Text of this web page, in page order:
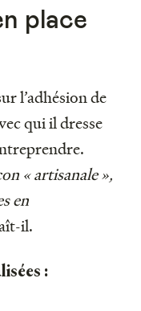
place
l’adhésion de
qui il dresse
« artisanale »,
en
il.
: